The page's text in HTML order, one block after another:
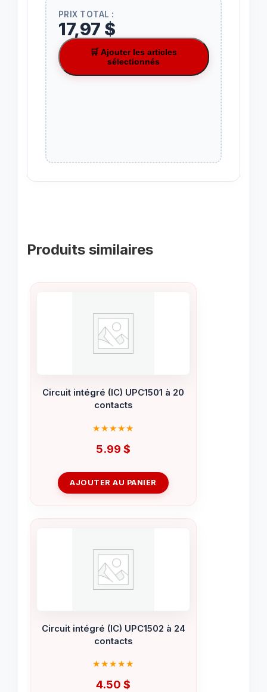
PRIX TOTAL :
17,97 $
🛒 Ajouter les articles
sélectionnés
Produits similaires
Circuit intégré (IC) UPC1501 à 20
contacts
5.99 $
AJOUTER AU PANIER
Circuit intégré (IC) UPC1502 à 24
contacts
4.50 $